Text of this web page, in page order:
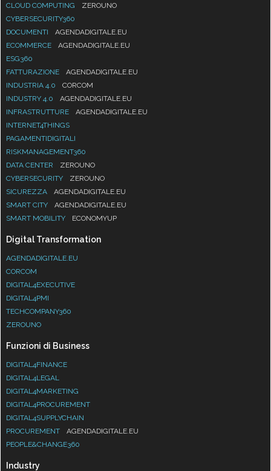
CLOUD COMPUTING
ZEROUNO
CYBERSECURITY360
DOCUMENTI
AGENDADIGITALE.EU
ECOMMERCE
AGENDADIGITALE.EU
ESG360
FATTURAZIONE
AGENDADIGITALE.EU
INDUSTRIA 4.0
CORCOM
INDUSTRY 4.0
AGENDADIGITALE.EU
INFRASTRUTTURE
AGENDADIGITALE.EU
INTERNET4THINGS
PAGAMENTIDIGITALI
RISKMANAGEMENT360
DATA CENTER
ZEROUNO
CYBERSECURITY
ZEROUNO
SICUREZZA
AGENDADIGITALE.EU
SMART CITY
AGENDADIGITALE.EU
SMART MOBILITY
ECONOMYUP
Digital Transformation
AGENDADIGITALE.EU
CORCOM
DIGITAL4EXECUTIVE
DIGITAL4PMI
TECHCOMPANY360
ZEROUNO
Funzioni di Business
DIGITAL4FINANCE
DIGITAL4LEGAL
DIGITAL4MARKETING
DIGITAL4PROCUREMENT
DIGITAL4SUPPLYCHAIN
PROCUREMENT
AGENDADIGITALE.EU
PEOPLE&CHANGE360
Industry